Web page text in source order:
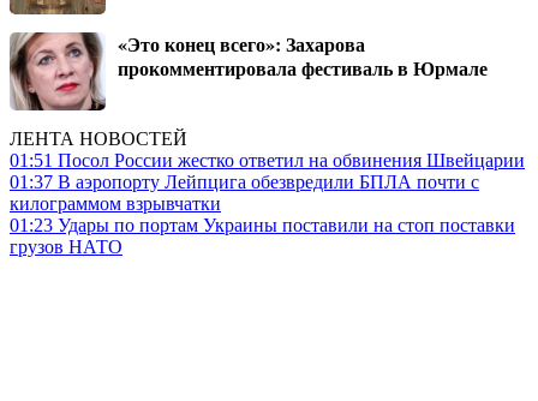
«Это конец всего»: Захарова
прокомментировала фестиваль в Юрмале
ЛЕНТА НОВОСТЕЙ
01:51 Посол России жестко ответил на обвинения Швейцарии
01:37 В аэропорту Лейпцига обезвредили БПЛА почти с
килограммом взрывчатки
01:23 Удары по портам Украины поставили на стоп поставки
грузов НАТО